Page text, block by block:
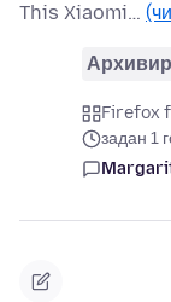
This Xiaomi…
Firefox
задан 1